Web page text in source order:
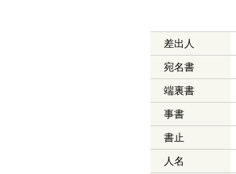
差出人
宛名書
端裏書
事書
書止
人名